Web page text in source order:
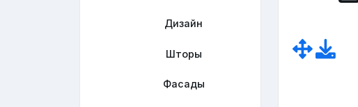
Дизайн
Шторы
Фасады